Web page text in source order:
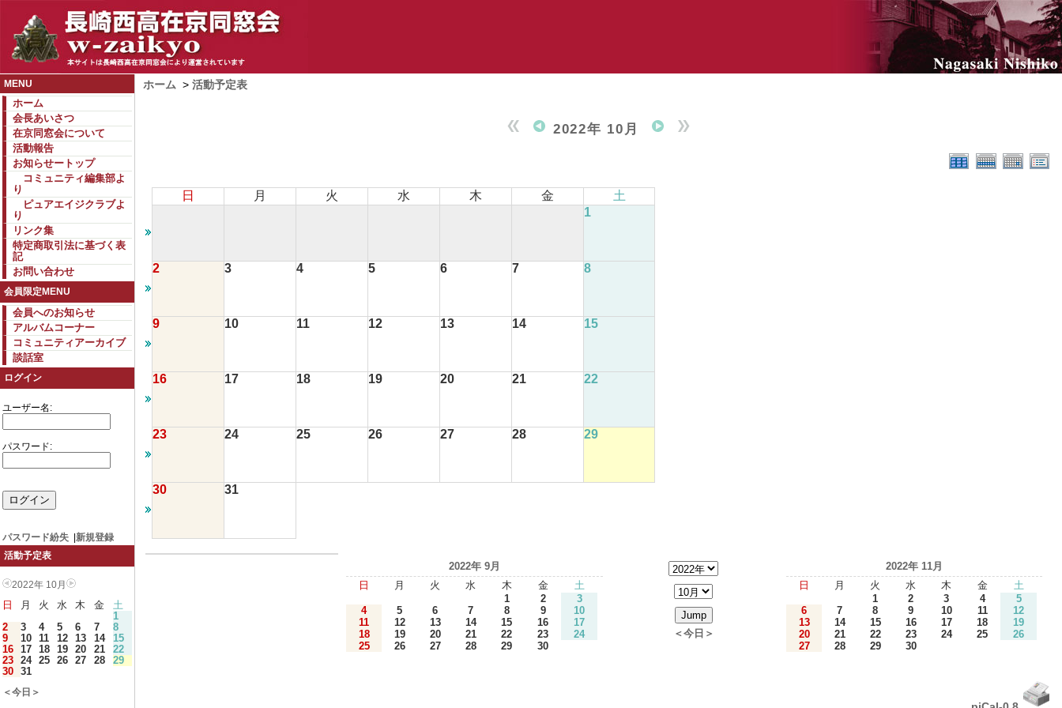
MENU
ホーム
会長あいさつ
在京同窓会について
活動報告
お知らせートップ
コミュニティ編集部よ
り
ピュアエイジクラブよ
り
リンク集
特定商取引法に基づく表
記
お問い合わせ
会員限定MENU
会員へのお知らせ
アルバムコーナー
コミュニティアーカイブ
談話室
ログイン
ユーザー名:
パスワード:
パスワード紛失
新規登録
活動予定表
2022年 10月
日 月 火 水 木 金
土
1
2
3 4 5 6 7
8
9
10 11 12 13 14
15
16 17 18 19 20 21
22
23 24 25 26 27 28
29
30 31
＜今日＞
ホーム > 活動予定表
2022年 10月
日 月 火 水 木 金
土
1
2 3 4 5 6 7 8
9 10 11 12 13 14 15
16 17 18 19 20 21 22
23 24 25 26 27 28 29
30 31
2022年 9月
日
月 火 水 木 金
土
1
2
3
4
5 6 7 8 9
10
11
12 13 14 15 16
17
18
19 20 21 22 23
24
25
26 27 28 29 30
＜今日＞
2022年 11月
日
月 火 水 木 金
土
1
2 3 4
5
6
7 8 9 10 11
12
13
14 15 16 17 18
19
20
21 22 23 24 25
26
27
28 29 30